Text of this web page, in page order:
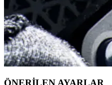
ÖNERİLEN AYARLAR